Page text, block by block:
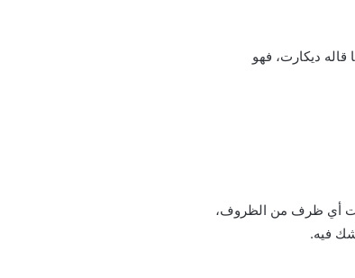
قاله ديكارت، فهو
تحت أي ظرف من الظروف،
فيه.